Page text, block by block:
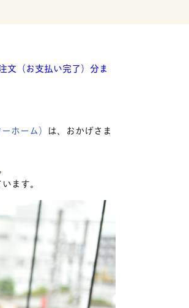
文（お支払い完了）分ま
ホーム） は、おかげさま
ます。